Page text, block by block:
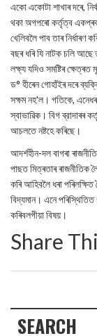
একো একোটা শাখাৰ দৰে,
থকা অগপৰো কৰ্তৃত্ব
খেলিবলৈ পাব তাৰ নিৰ্ধাৰণ
বছৰ ধৰি যি নাটক চলি
লক্ষ্য যদিও সমষ্টিৰ
ড° হীৰেন গোহাঁইৰ দৰে
সক্ষম নহ'ল। গতিকে,
স্বাভাৱিক। বিগ ব্রাদাৰৰ
আচলতে নষ্টহে কৰিছে।
আদর্শহীন-দল বাগৰা
পাছত মিত্ৰতাৰ ৰাজনীতিক
কৰি আহিবলৈ ধৰা
বিদ্যমান। এনে পৰিস্থিতিত
কৰিবলগীয়া বিষয়।
Share
SEARCH